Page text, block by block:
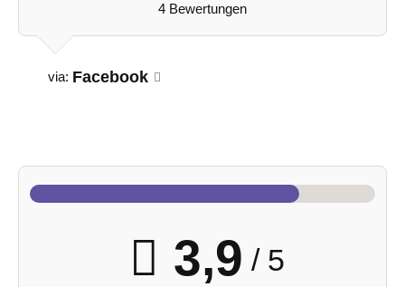
4 Bewertungen
via: Facebook
3,9 / 5